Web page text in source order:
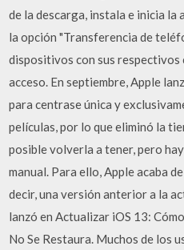
de la descarga, instala e inicia la
la opción "Transferencia de
dispositivos con sus respectivos
acceso. En septiembre, Apple
para centrase única y
películas, por lo que eliminó la
posible volverla a tener, pero
manual. Para ello, Apple acaba
decir, una versión anterior a la
lanzó en Actualizar iOS 13:
No Se Restaura. Muchos de los